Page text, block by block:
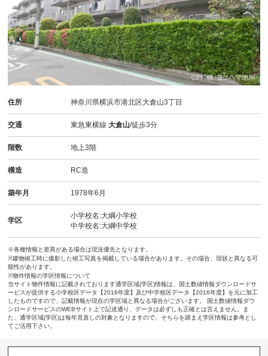
住所 神奈川県横浜市港北区大倉山3丁目
交通 東急東横線大倉山/徒歩3分
階数 地上3階
構造 RC造
築年月 1978年6月
学区
小学校名:大綱小学校
中学校名:大綱中学校
※各種情報と差異がある場合は現況優先となります。
※建物竣工時に撮影した竣工写真を掲載している場合があります。その場合、現状と異なる可
能性があります。
※物件情報の学区情報について
当サイト物件情報に記載されております通学区域(学区)情報は、国土数値情報ダウンロードサ
ービスが提供する小学校区データ【2016年度】及び中学校区データ【2016年度】を元に加工
したものですので、記載情報が現在の学区域と異なる場合がございます。 国土数値情報ダウ
ンロードサービスのWEBサイト上で記述通り、データは必ずしも正確とは言えません。ま
た、通学区域(学区)は毎年見直しの対象となりますので、そちらを踏まえ学区情報は参考とし
てご活用下さい。